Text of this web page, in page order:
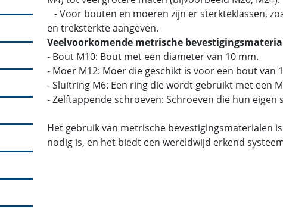
- Voor bouten en moeren zijn er sterkteklassen,
en treksterkte aangeven.
Veelvoorkomende metrische
- Bout M10: Bout met een diameter van 10 mm.
- Moer M12: Moer die geschikt is voor een bout van
- Sluitring M6: Een ring die wordt gebruikt met een
- Zelftappende schroeven: Schroeven die hun
Het gebruik van metrische bevestigingsmaterialen
nodig is, en het biedt een wereldwijd erkend